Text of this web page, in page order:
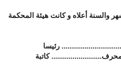
والسنة أعلاه و كانت هيئة المحكمة
رئيسا
كاتبة